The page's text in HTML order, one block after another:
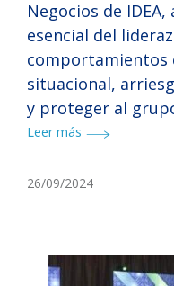
Negocios de
esencial del
comportamientos
situacional,
y proteger al
Leer más
26/09/2024